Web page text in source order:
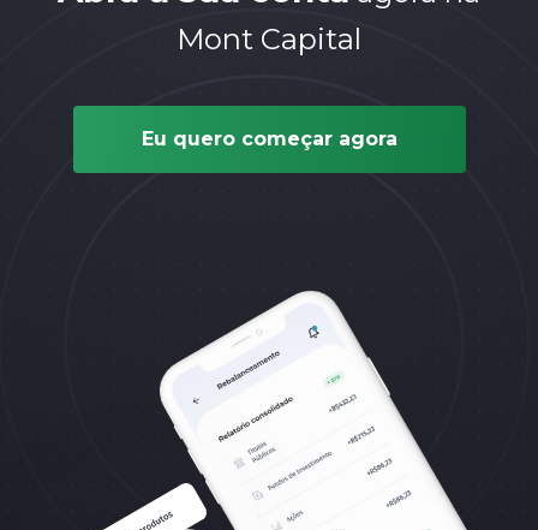
Mont Capital
Eu quero começar agora